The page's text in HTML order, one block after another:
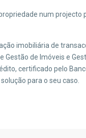
num projecto
imobiliária de
de Imóveis e
certificado pelo
para o seu caso.